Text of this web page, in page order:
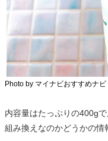
Photo by マイナビおすすめナビ
内容量はたっぷりの400g
組み換えなのかどうかの情